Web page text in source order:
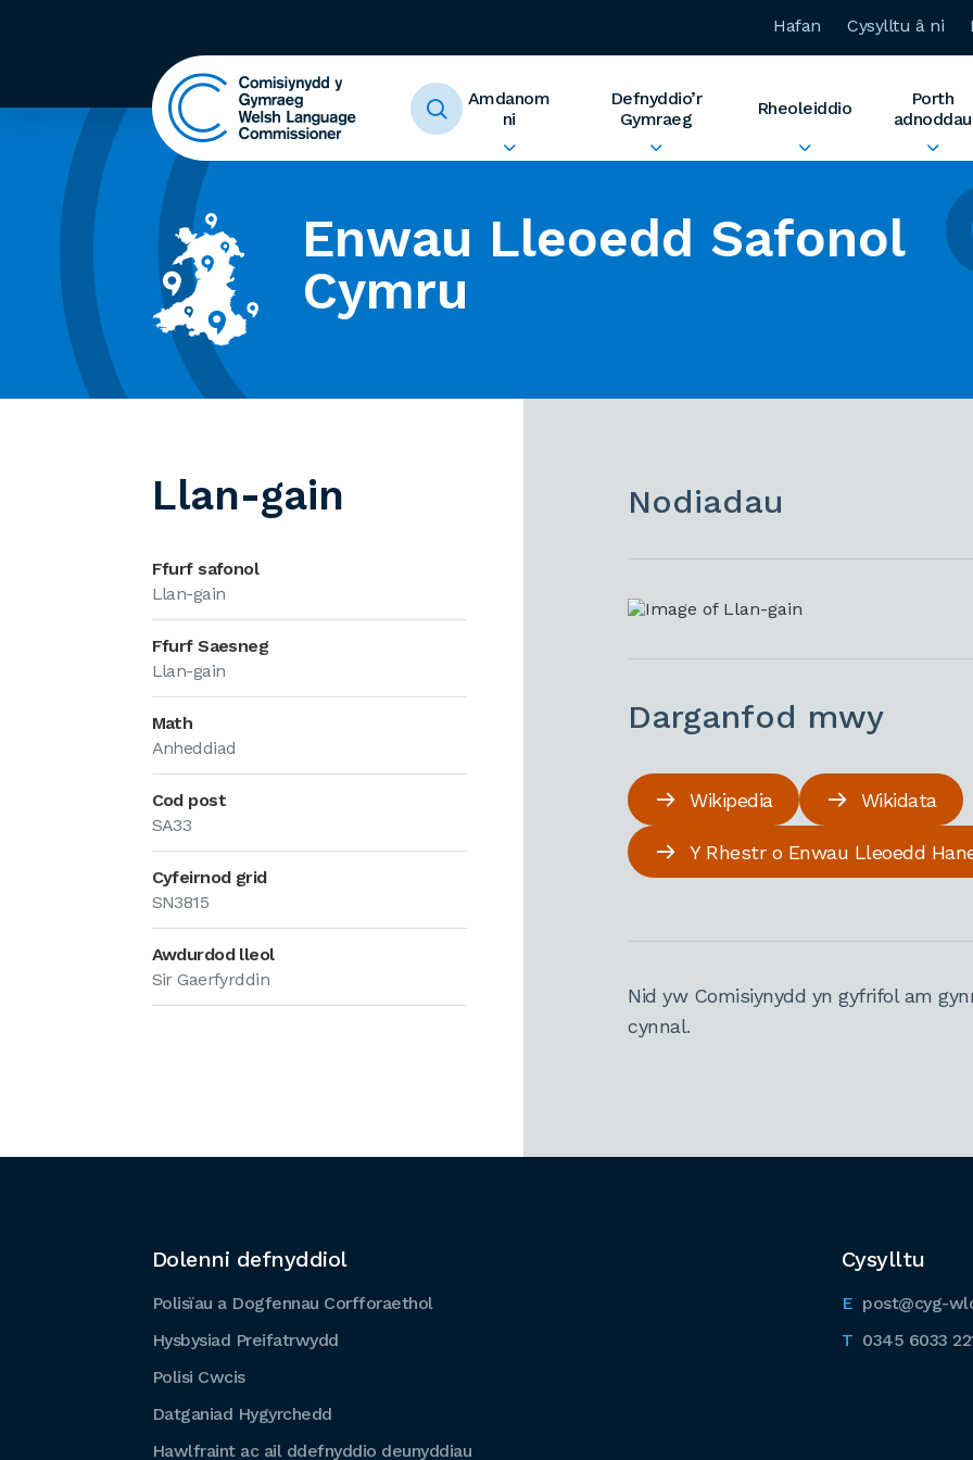
Hafan Cysylltu â ni
Amdanom
ni
Defnyddio’r
Gymraeg
Rheoleiddio
Porth
adnoddau
Enwau Lleoedd Safonol
Cymru
Llan-gain
Ffurf safonol
Llan-gain
Ffurf Saesneg
Llan-gain
Math
Anheddiad
Cod post
SA33
Cyfeirnod grid
SN3815
Awdurdod lleol
Sir Gaerfyrddin
Nodiadau
Darganfod mwy
Wikipedia Wikidata
Y Rhestr o Enwau Lleoedd
Nid yw Comisiynydd yn gyfrifol am
cynnal.
Cysylltu
post@cyg-
0345 6033
Dolenni defnyddiol
Polisïau a Dogfennau Corfforaethol
Hysbysiad Preifatrwydd
Polisi Cwcis
Datganiad Hygyrchedd
Hawlfraint ac ail ddefnyddio deunyddiau